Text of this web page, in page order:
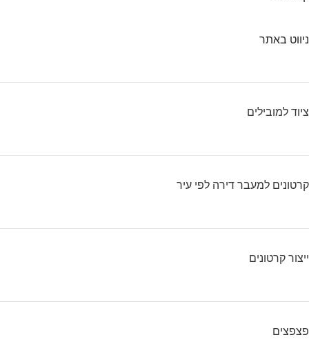
ניווט באתר
ציוד למובילים
קרטונים למעבר דירה לפי עיר
ייצור קרטונים
פצפצים